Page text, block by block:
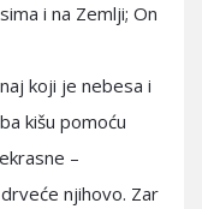
i na Zemlji; On
koji je nebesa i
kišu pomoću
–
njihovo. Zar